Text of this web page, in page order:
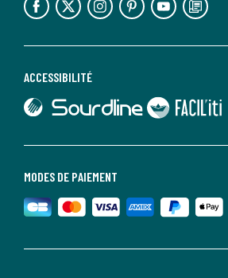
MODES DE PAIEMENT
ACCESSIBILITÉ
lien vers Sourdline
lien vers Faciliti